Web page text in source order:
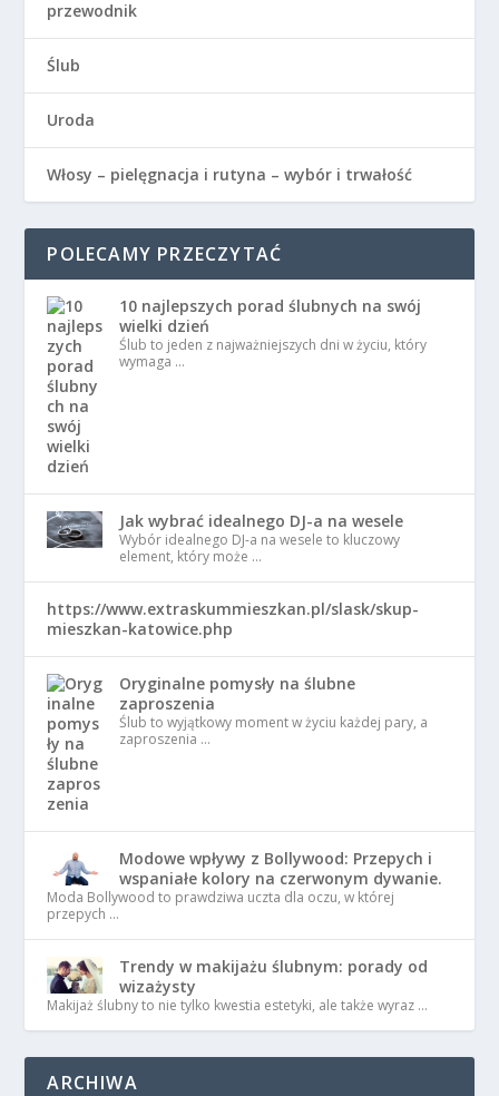
przewodnik
Ślub
Uroda
Włosy – pielęgnacja i rutyna – wybór i trwałość
POLECAMY PRZECZYTAĆ
10 najlepszych porad ślubnych na swój
wielki dzień
Ślub to jeden z najważniejszych dni w życiu, który
wymaga …
Jak wybrać idealnego DJ-a na wesele
Wybór idealnego DJ-a na wesele to kluczowy
element, który może …
https://www.extraskummieszkan.pl/slask/skup-
mieszkan-katowice.php
Oryginalne pomysły na ślubne
zaproszenia
Ślub to wyjątkowy moment w życiu każdej pary, a
zaproszenia …
Modowe wpływy z Bollywood: Przepych i
wspaniałe kolory na czerwonym dywanie.
Moda Bollywood to prawdziwa uczta dla oczu, w której
przepych …
Trendy w makijażu ślubnym: porady od
wizażysty
Makijaż ślubny to nie tylko kwestia estetyki, ale także wyraz …
ARCHIWA